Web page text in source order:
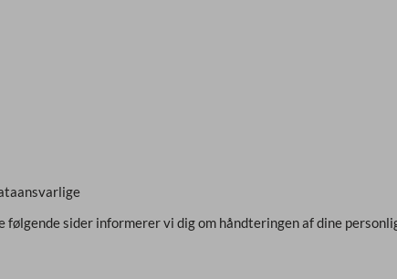
sider informerer vi dig om håndteringen af dine